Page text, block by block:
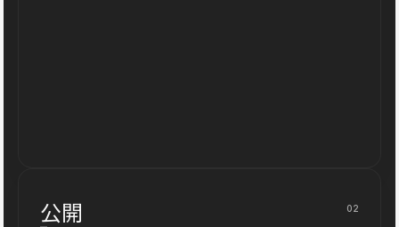
公開 02